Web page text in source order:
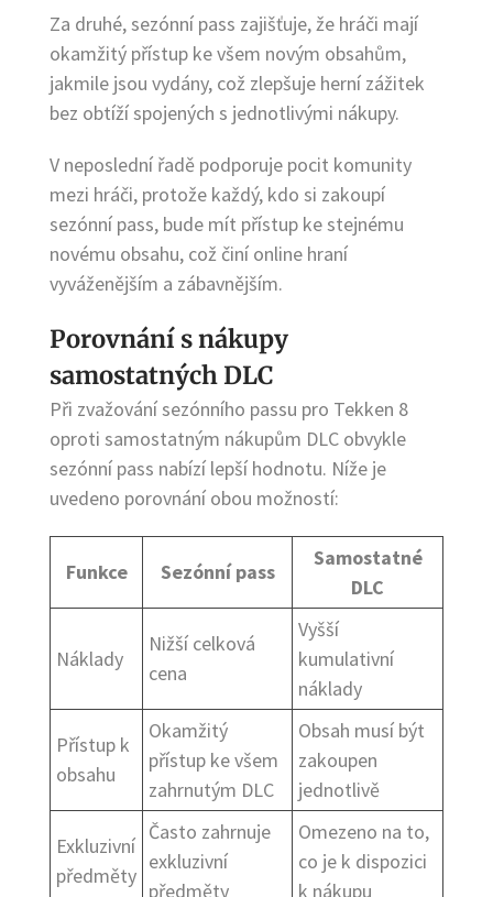
Za druhé, sezónní pass zajišťuje, že hráči mají
okamžitý přístup ke všem novým obsahům,
jakmile jsou vydány, což zlepšuje herní zážitek
bez obtíží spojených s jednotlivými nákupy.
V neposlední řadě podporuje pocit komunity
mezi hráči, protože každý, kdo si zakoupí
sezónní pass, bude mít přístup ke stejnému
novému obsahu, což činí online hraní
vyváženějším a zábavnějším.
Porovnání s nákupy
samostatných DLC
Při zvažování sezónního passu pro Tekken 8
oproti samostatným nákupům DLC obvykle
sezónní pass nabízí lepší hodnotu. Níže je
uvedeno porovnání obou možností:
Funkce Sezónní pass
Samostatné
DLC
Náklady
Nižší celková
cena
Vyšší
kumulativní
náklady
Přístup k
obsahu
Okamžitý
přístup ke všem
zahrnutým DLC
Obsah musí být
zakoupen
jednotlivě
Exkluzivní
předměty
Často zahrnuje
exkluzivní
předměty
Omezeno na to,
co je k dispozici
k nákupu